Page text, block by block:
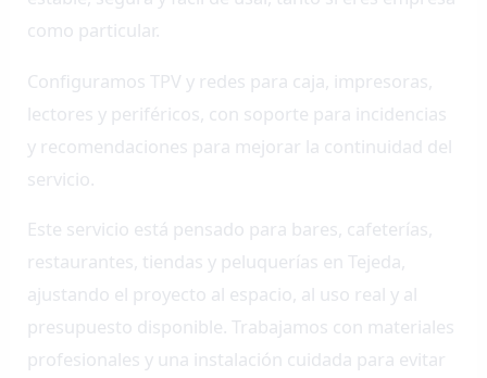
como particular.
Configuramos TPV y redes para caja, impresoras,
lectores y periféricos, con soporte para incidencias
y recomendaciones para mejorar la continuidad del
servicio.
Este servicio está pensado para bares, cafeterías,
restaurantes, tiendas y peluquerías en Tejeda,
ajustando el proyecto al espacio, al uso real y al
presupuesto disponible. Trabajamos con materiales
profesionales y una instalación cuidada para evitar